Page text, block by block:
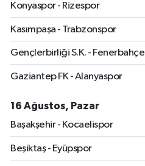
Konyaspor - Rizespor
Kasımpaşa - Trabzonspor
Gençlerbirliği S.K. - Fenerbahçe
Gaziantep FK - Alanyaspor
16 Ağustos, Pazar
Başakşehir - Kocaelispor
Beşiktaş - Eyüpspor